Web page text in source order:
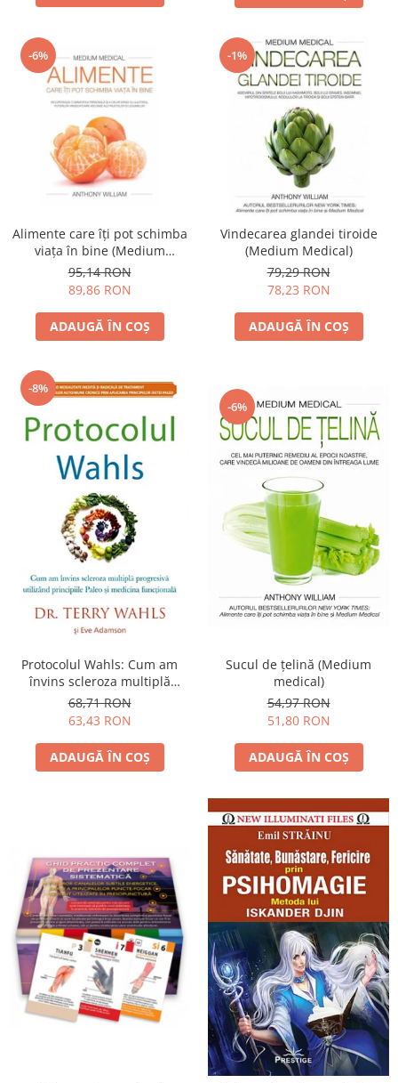
-6%
Alimente care îţi pot schimba
viaţa în bine (Medium
medical)
95,14 RON
89,86 RON
ADAUGĂ ÎN COȘ
-1%
Vindecarea glandei tiroide
(Medium Medical)
79,29 RON
78,23 RON
ADAUGĂ ÎN COȘ
-8%
Protocolul Wahls: Cum am
învins scleroza multiplă
progresivă utilizând
principiile Paleo şi medicina
funcţională
68,71 RON
63,43 RON
ADAUGĂ ÎN COȘ
-6%
Sucul de ţelină (Medium
medical)
54,97 RON
51,80 RON
ADAUGĂ ÎN COȘ